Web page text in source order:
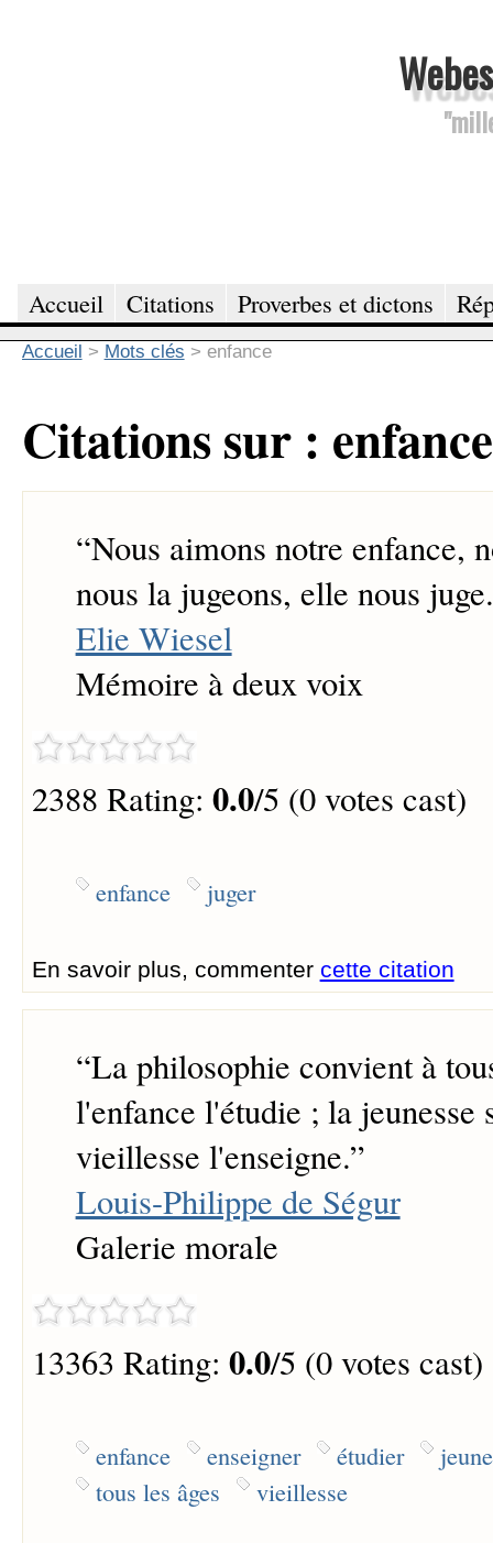
Accueil Citations Proverbes et dictons
Accueil > Mots clés > enfance
Citations sur : enfance
“Nous aimons notre enfance,
nous la jugeons, elle nous juge.
Elie Wiesel
Mémoire à deux voix
2388 Rating: 0.0/5 (0 votes cast)
enfance juger
En savoir plus, commenter cette citation
“La philosophie convient à
l'enfance l'étudie ; la jeunesse
vieillesse l'enseigne.”
Louis-Philippe de Ségur
Galerie morale
13363 Rating: 0.0/5 (0 votes cast)
enfance enseigner étudier
tous les âges
vieillesse